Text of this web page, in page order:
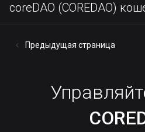
coreDAO (COREDAO)
Предыдущая страница